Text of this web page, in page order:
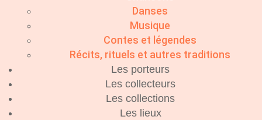
Danses
Musique
Contes et légendes
Récits, rituels et autres traditions
Les porteurs
Les collecteurs
Les collections
Les lieux